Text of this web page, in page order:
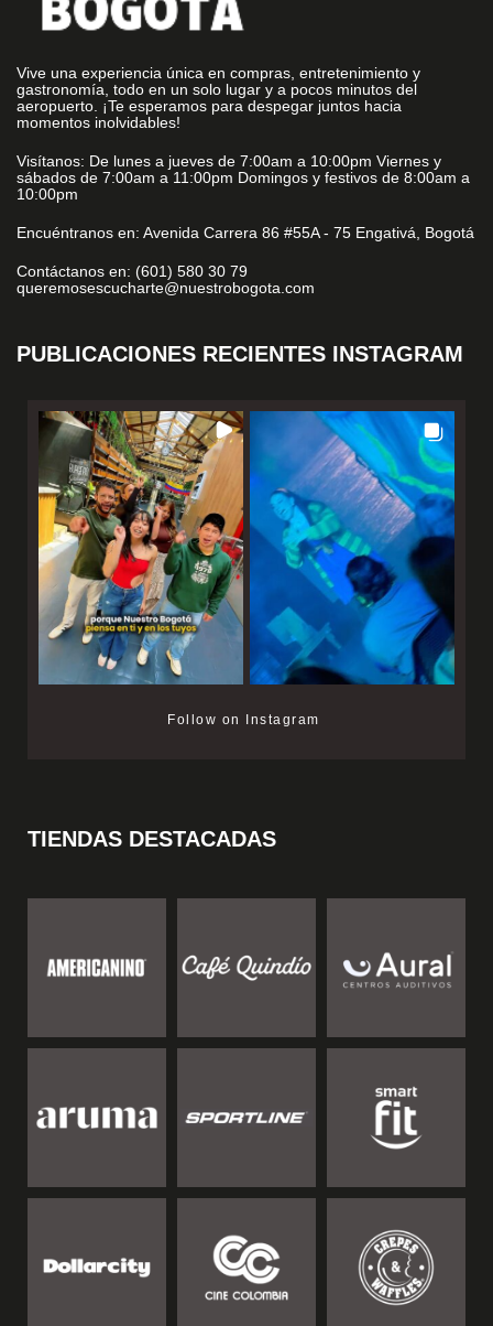
Vive una experiencia única en compras, entretenimiento y
gastronomía, todo en un solo lugar y a pocos minutos del
aeropuerto. ¡Te esperamos para despegar juntos hacia
momentos inolvidables!
Visítanos: De lunes a jueves de 7:00am a 10:00pm Viernes y
sábados de 7:00am a 11:00pm Domingos y festivos de 8:00am a
10:00pm
Encuéntranos en: Avenida Carrera 86 #55A - 75 Engativá, Bogotá
Contáctanos en: (601) 580 30 79
queremosescucharte@nuestrobogota.com
PUBLICACIONES RECIENTES INSTAGRAM
Follow on Instagram
TIENDAS DESTACADAS